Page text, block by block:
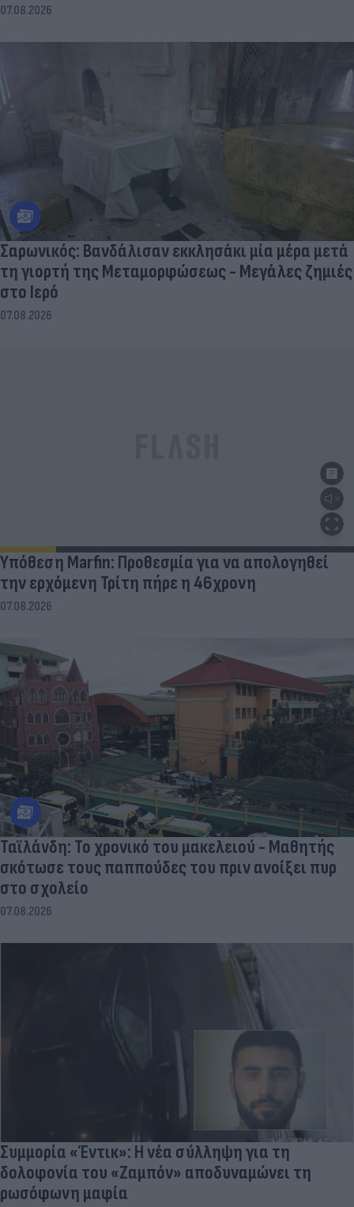
07.08.2026
Σαρωνικός: Βανδάλισαν εκκλησάκι μία μέρα μετά
τη γιορτή της Μεταμορφώσεως - Μεγάλες ζημιές
στο Ιερό
07.08.2026
Υπόθεση Marfin: Προθεσμία για να απολογηθεί
την ερχόμενη Τρίτη πήρε η 46χρονη
07.08.2026
Ταϊλάνδη: Το χρονικό του μακελειού - Μαθητής
σκότωσε τους παππούδες του πριν ανοίξει πυρ
στο σχολείο
07.08.2026
Συμμορία «Έντικ»: Η νέα σύλληψη για τη
δολοφονία του «Ζαμπόν» αποδυναμώνει τη
ρωσόφωνη μαφία